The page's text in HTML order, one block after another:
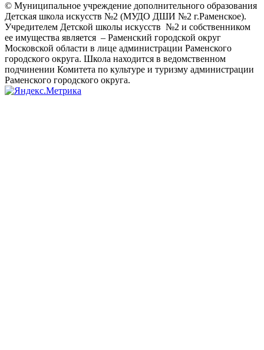
© Муниципальное учреждение дополнительного образования
Детская школа искусств №2 (МУДО ДШИ №2 г.Раменское).
Учредителем Детской школы искусств №2 и собственником
ее имущества является – Раменский городской округ
Московской области в лице администрации Раменского
городского округа. Школа находится в ведомственном
подчинении Комитета по культуре и туризму администрации
Раменского городского округа.